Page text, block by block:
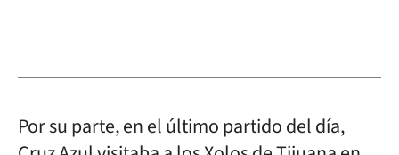
Por su parte, en el último partido del día,